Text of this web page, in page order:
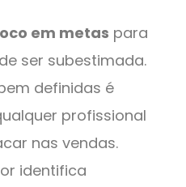
em metas para
ser subestimada.
definidas é
profissional
nas vendas.
identifica